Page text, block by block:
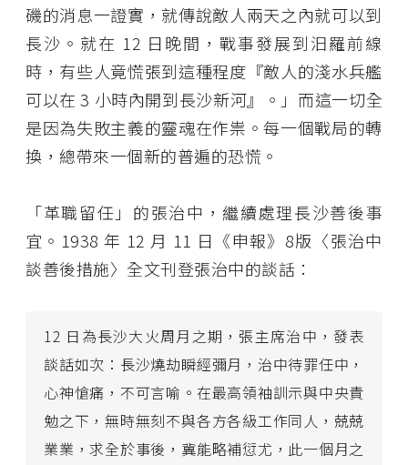
磯的消息一證實，就傳說敵人兩天之內就可以到
長沙。就在 12 日晚間，戰事發展到汨羅前線
時，有些人竟慌張到這種程度『敵人的淺水兵艦
可以在 3 小時內開到長沙新河』。」而這一切全
是因為失敗主義的靈魂在作祟。每一個戰局的轉
換，總帶來一個新的普遍的恐慌。
「革職留任」的張治中，繼續處理長沙善後事
宜。1938 年 12 月 11 日《申報》8版〈張治中
談善後措施〉全文刊登張治中的談話：
12 日為長沙大火周月之期，張主席治中，發表
談話如次：長沙燒劫瞬經彌月，治中待罪任中，
心神愴痛，不可言喻。在最高領袖訓示與中央責
勉之下，無時無刻不與各方各級工作同人，兢兢
業業，求全於事後，冀能略補愆尤，此一個月之